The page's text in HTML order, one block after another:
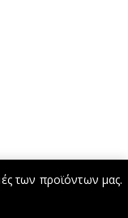
των προϊόντων μας.